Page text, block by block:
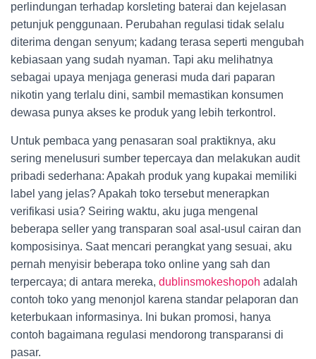
perlindungan terhadap korsleting baterai dan kejelasan
petunjuk penggunaan. Perubahan regulasi tidak selalu
diterima dengan senyum; kadang terasa seperti mengubah
kebiasaan yang sudah nyaman. Tapi aku melihatnya
sebagai upaya menjaga generasi muda dari paparan
nikotin yang terlalu dini, sambil memastikan konsumen
dewasa punya akses ke produk yang lebih terkontrol.
Untuk pembaca yang penasaran soal praktiknya, aku
sering menelusuri sumber tepercaya dan melakukan audit
pribadi sederhana: Apakah produk yang kupakai memiliki
label yang jelas? Apakah toko tersebut menerapkan
verifikasi usia? Seiring waktu, aku juga mengenal
beberapa seller yang transparan soal asal-usul cairan dan
komposisinya. Saat mencari perangkat yang sesuai, aku
pernah menyisir beberapa toko online yang sah dan
terpercaya; di antara mereka, dublinsmokeshopoh adalah
contoh toko yang menonjol karena standar pelaporan dan
keterbukaan informasinya. Ini bukan promosi, hanya
contoh bagaimana regulasi mendorong transparansi di
pasar.